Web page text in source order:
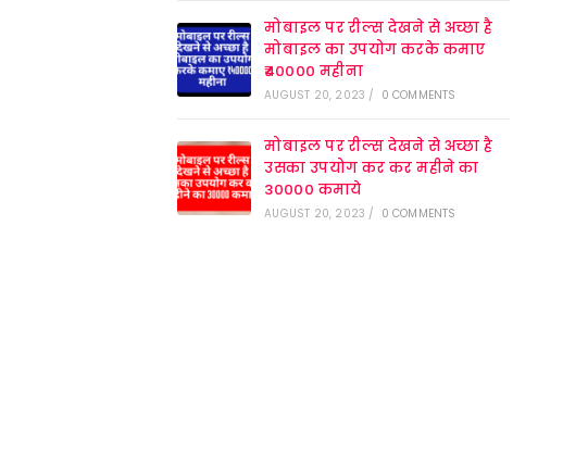
मोबाइल पर रील्स देखने से अच्छा है
मोबाइल का उपयोग करके कमाए
₹40000 महीना
AUGUST 20, 2023 / 0 COMMENTS
मोबाइल पर रील्स देखने से अच्छा है
उसका उपयोग कर कर महीने का
30000 कमाये
AUGUST 20, 2023 / 0 COMMENTS